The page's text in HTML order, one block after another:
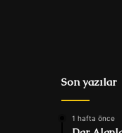
Son yazılar
1 hafta önce